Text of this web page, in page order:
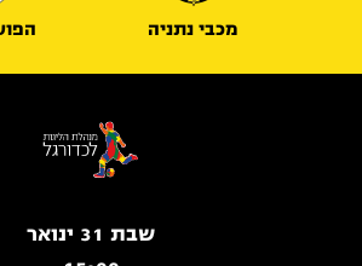
מכבי נתניה
שבת 31 ינואר